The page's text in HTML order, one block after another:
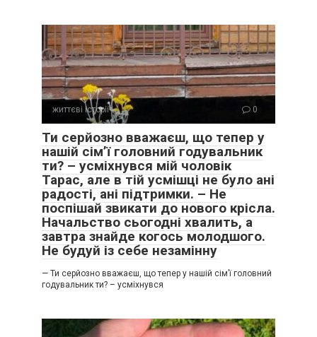
життєві історії 0
Ти серйозно вважаєш, що тепер у
нашій сім’ї головний годувальник
ти? – усміхнувся мій чоловік
Тарас, але в тій усмішці не було ані
радості, ані підтримки. – Не
поспішай звикати до нового крісла.
Начальство сьогодні хвалить, а
завтра знайде когось молодшого.
Не будуй із себе незамінну
— Ти серйозно вважаєш, що тепер у нашій сім’ї головний
годувальник ти? – усміхнувся